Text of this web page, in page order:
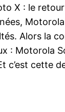
X : le
Alors la
: Motorola
c’est cette